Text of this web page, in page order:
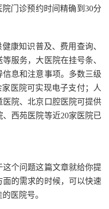
门诊预约时间精确到30分
康知识普及、费用查询、
服务，大医院在挂号条、
息和注意事项。多数三级
医院可实现电子支付；人
医院、北京口腔医院可提供
西苑医院等近20家医院已
个问题这篇文章就给你提
的需求的时候，可以快速
医院号。